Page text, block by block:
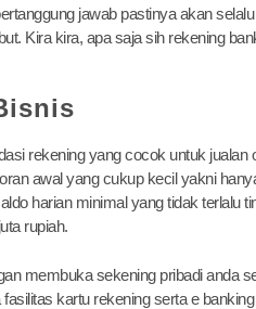
jawab pastinya akan
Kira kira, apa saja sih rekening
rekening yang cocok untuk
awal yang cukup kecil yakni
harian minimal yang tidak terlalu
rupiah.
membuka sekening pribadi anda
kartu rekening serta e